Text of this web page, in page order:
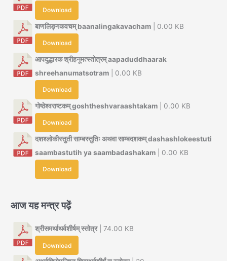
Download
बाणलिङ्गकवचम् baanalingakavacham | 0.00 KB
Download
आपदुद्धारक श्रीहनूमत्स्तोत्रम् aapaduddhaarak
shreehanumatsotram | 0.00 KB
Download
गोष्ठेश्वराष्टकम् goshtheshvaraashtakam | 0.00 KB
Download
दशश्लोकीस्तुती साम्बस्तुतिः अथवा साम्बदशकम् dashashlokeestuti
saambastutih ya saambadashakam | 0.00 KB
Download
आज यह मन्त्र पढ़ें
श्रीसमर्थाथर्वशीर्षम् स्तोत्र| 74.00 KB
Download